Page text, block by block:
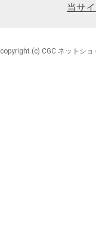
当サ
copyright (c) CGC ネットシ